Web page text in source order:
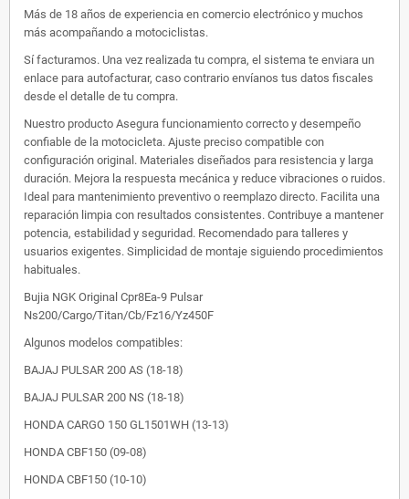
Más de 18 años de experiencia en comercio electrónico y muchos
más acompañando a motociclistas.
Sí facturamos. Una vez realizada tu compra, el sistema te enviara un
enlace para autofacturar, caso contrario envíanos tus datos fiscales
desde el detalle de tu compra.
Nuestro producto Asegura funcionamiento correcto y desempeño
confiable de la motocicleta. Ajuste preciso compatible con
configuración original. Materiales diseñados para resistencia y larga
duración. Mejora la respuesta mecánica y reduce vibraciones o ruidos.
Ideal para mantenimiento preventivo o reemplazo directo. Facilita una
reparación limpia con resultados consistentes. Contribuye a mantener
potencia, estabilidad y seguridad. Recomendado para talleres y
usuarios exigentes. Simplicidad de montaje siguiendo procedimientos
habituales.
Bujia NGK Original Cpr8Ea-9 Pulsar
Ns200/Cargo/Titan/Cb/Fz16/Yz450F
Algunos modelos compatibles:
BAJAJ PULSAR 200 AS (18-18)
BAJAJ PULSAR 200 NS (18-18)
HONDA CARGO 150 GL1501WH (13-13)
HONDA CBF150 (09-08)
HONDA CBF150 (10-10)